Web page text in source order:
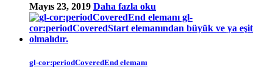
Mayıs 23, 2019 Daha fazla oku
gl-cor:periodCoveredEnd elemanı